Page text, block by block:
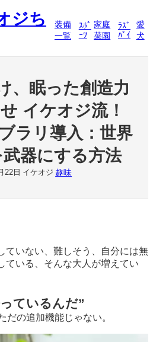
ジち
装備
一覧
ｽﾎﾟ
ｰﾂ
家庭
菜園
ﾗｽﾞ
ﾊﾟｲ
愛
犬
、眠った創造力
イケオジ流！
ラリ導入：世界
器にする方法
22日 イケオジ 趣味
ていない、難しそう、自分には無
ている、そんな大人が増えてい
ているんだ”
だの追加機能じゃない。